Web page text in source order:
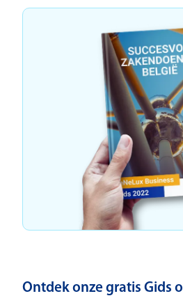
Ontdek onze gratis Gids